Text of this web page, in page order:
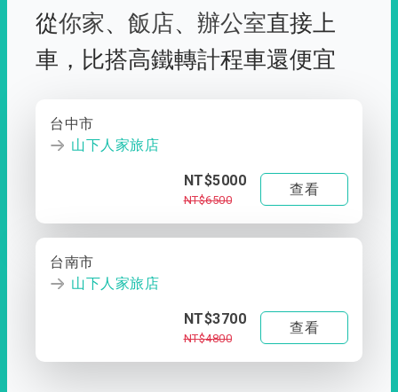
從你家、 飯店、 辦公室直接上
車， 比搭高鐵轉計程車還便宜
台中市
山下人家旅店
NT$5000
NT$6500
查看
台南市
山下人家旅店
NT$3700
NT$4800
查看